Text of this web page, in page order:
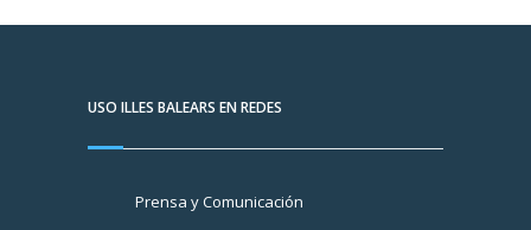
USO ILLES BALEARS EN REDES
Prensa y Comunicación